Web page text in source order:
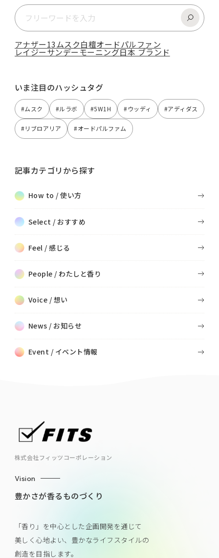
アナザー13ムスク白檀オードパルファン
レイジーサンデーモーニング日本 ブランド
いま注目のハッシュタグ
#ムスク #ルラボ #5W1H #ウッディ #アディダス
#リブロアリア #オードパルファム
記事カテゴリから探す
How to / 使い方
Select / おすすめ
Feel / 感じる
People / わたしと香り
Voice / 想い
News / お知らせ
Event / イベント情報
株式会社フィッツコーポレーション
Vision
豊かさが香るものづくり
「香り」を中心とした企画開発を通じて
美しく心地よい、豊かなライフスタイルの
創造を目指します。